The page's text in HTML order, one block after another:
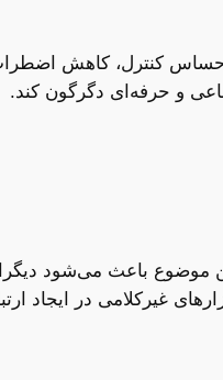
احساس کنترل، کاهش
و حرفه‌ای دگرگون کند.
باعث می‌شود
غیرکلامی در ایجاد